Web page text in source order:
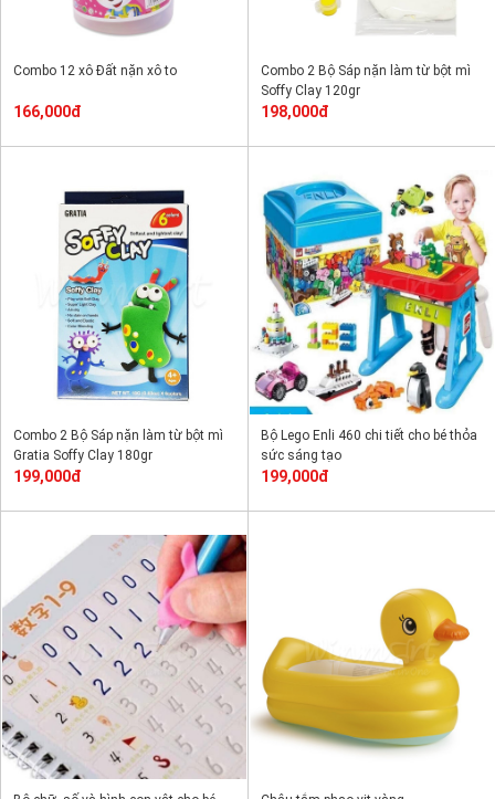
Combo 12 xô Đất nặn xô to
166,000đ
Combo 2 Bộ Sáp nặn làm từ bột mì
Soffy Clay 120gr
198,000đ
Combo 2 Bộ Sáp nặn làm từ bột mì
Gratia Soffy Clay 180gr
199,000đ
Bộ Lego Enli 460 chi tiết cho bé thỏa
sức sáng tạo
199,000đ